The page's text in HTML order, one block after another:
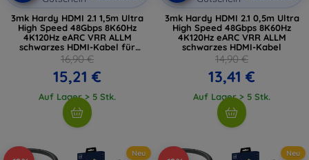
3mk Hardy HDMI 2.1 1,5m Ultra
High Speed 48Gbps 8K60Hz
4K120Hz eARC VRR ALLM
schwarzes HDMI-Kabel für
Zubehör
16,90 €
15,21 €
Auf Lager > 5 Stk.
3mk Hardy HDMI 2.1 0,5m Ultra
High Speed 48Gbps 8K60Hz
4K120Hz eARC VRR ALLM
schwarzes HDMI-Kabel
14,90 €
13,41 €
Auf Lager > 5 Stk.
Neu Neu